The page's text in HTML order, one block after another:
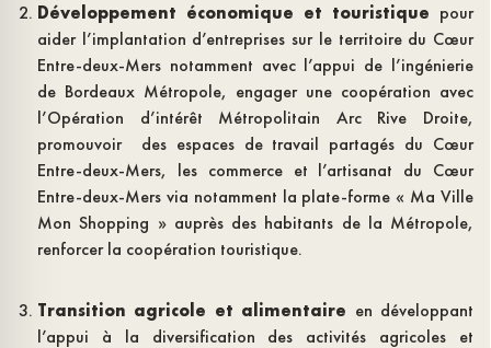
Développement économique et touristique pour
aider l’implantation d’entreprises sur le territoire du Cœur
Entre-deux-Mers notamment avec l’appui de l’ingénierie
de Bordeaux Métropole, engager une coopération avec
l’Opération d’intérêt Métropolitain Arc Rive Droite,
promouvoir des espaces de travail partagés du Cœur
Entre-deux-Mers, les commerce et l’artisanat du Cœur
Entre-deux-Mers via notamment la plate-forme « Ma Ville
Mon Shopping » auprès des habitants de la Métropole,
renforcer la coopération touristique.
Transition agricole et alimentaire en développant
l’appui à la diversification des activités agricoles et